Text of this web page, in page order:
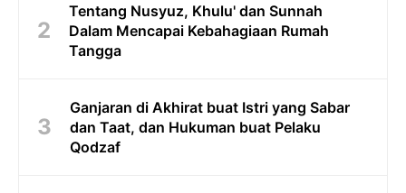
Tentang Nusyuz, Khulu' dan Sunnah
Dalam Mencapai Kebahagiaan Rumah
Tangga
Ganjaran di Akhirat buat Istri yang Sabar
dan Taat, dan Hukuman buat Pelaku
Qodzaf